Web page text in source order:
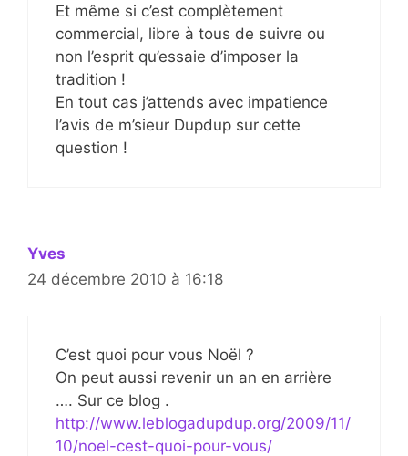
Et même si c’est complètement
commercial, libre à tous de suivre ou
non l’esprit qu’essaie d’imposer la
tradition !
En tout cas j’attends avec impatience
l’avis de m’sieur Dupdup sur cette
question !
Yves
24 décembre 2010 à 16:18
C’est quoi pour vous Noël ?
On peut aussi revenir un an en arrière
…. Sur ce blog .
http://www.leblogadupdup.org/2009/11/
10/noel-cest-quoi-pour-vous/